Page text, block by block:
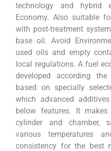
technology and hybrid
Economy. Also suitable
with post-treatment
base oil. Avoid
used oils and empty
local regulations. A fuel
developed according
based on specially
which advanced
below features. It
cylinder and chamber,
various temperatures
consistency for the best